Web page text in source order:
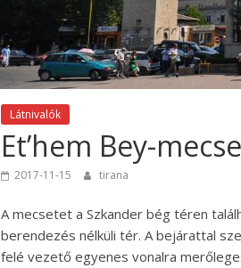
Látnivalók
Et’hem Bey-
2017-11-15 tirana
A mecsetet a Szkander bég téren
berendezés nélküli tér. A bejárattal
felé vezető egyenes vonalra